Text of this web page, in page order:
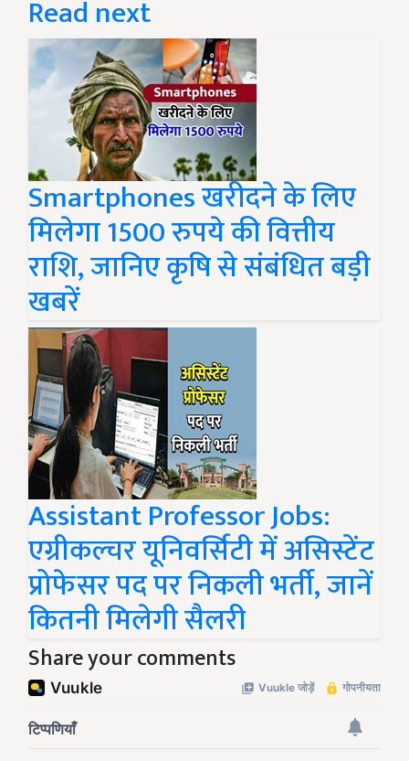
Read next
Smartphones खरीदने के लिए
मिलेगा 1500 रुपये की वित्तीय
राशि, जानिए कृषि से संबंधित बड़ी
खबरें
Assistant Professor Jobs:
एग्रीकल्चर यूनिवर्सिटी में असिस्टेंट
प्रोफेसर पद पर निकली भर्ती, जानें
कितनी मिलेगी सैलरी
Share your comments